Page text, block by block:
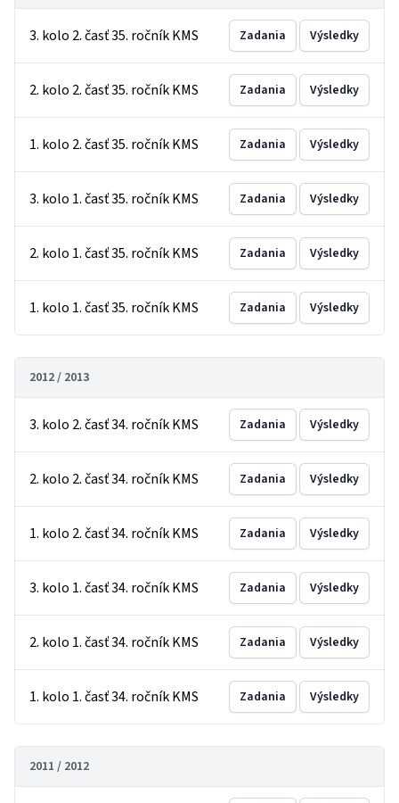
3. kolo 2. časť 35. ročník KMS Zadania Výsledky
2. kolo 2. časť 35. ročník KMS Zadania Výsledky
1. kolo 2. časť 35. ročník KMS Zadania Výsledky
3. kolo 1. časť 35. ročník KMS Zadania Výsledky
2. kolo 1. časť 35. ročník KMS Zadania Výsledky
1. kolo 1. časť 35. ročník KMS Zadania Výsledky
2012 / 2013
3. kolo 2. časť 34. ročník KMS Zadania Výsledky
2. kolo 2. časť 34. ročník KMS Zadania Výsledky
1. kolo 2. časť 34. ročník KMS Zadania Výsledky
3. kolo 1. časť 34. ročník KMS Zadania Výsledky
2. kolo 1. časť 34. ročník KMS Zadania Výsledky
1. kolo 1. časť 34. ročník KMS Zadania Výsledky
2011 / 2012